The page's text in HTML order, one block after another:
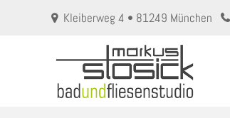
Kleiberweg 4 • 81249 München